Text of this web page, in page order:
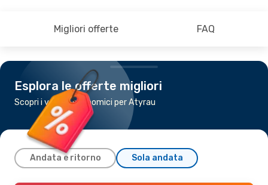
Migliori offerte FAQ
Esplora le offerte migliori
Scopri i voli più economici per Atyrau
Andata e ritorno Sola andata